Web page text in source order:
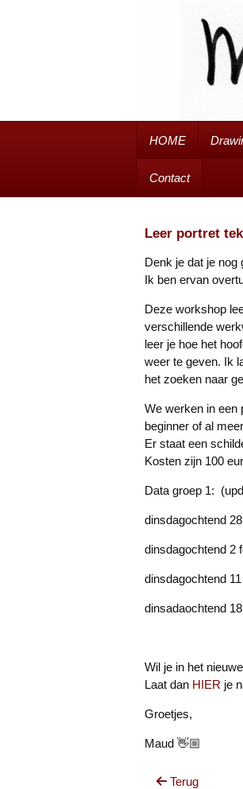
HOME
Contact
Leer portret
Denk je dat je nog
Ik ben ervan
Deze workshop
verschillende
leer je hoe het
weer te geven. Ik
het zoeken naar
We werken in een
beginner of al
Er staat een
Kosten zijn 100
Data groep 1:
dinsdagochtend
dinsdagochtend 2
dinsdagochtend
dinsadaochtend
Wil je in het
Laat dan HIER je
Groetjes,
Maud 👋🏼
Terug